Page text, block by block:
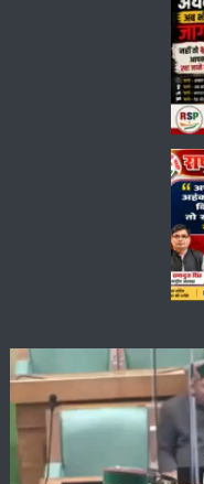
Video
Player